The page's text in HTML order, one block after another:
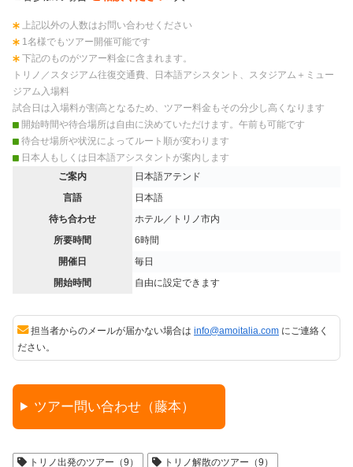
上記以外の人数はお問い合わせください
1名様でもツアー開催可能です
下記のものがツアー料金に含まれます。
トリノ／スタジアム往復交通費、日本語アシスタント、スタジアム＋ミュー
ジアム入場料
試合日は入場料が割高となるため、ツアー料金もその分少し高くなります
開始時間や待合場所は自由に決めていただけます。午前も可能です
待合せ場所や状況によってルート順が変わります
日本人もしくは日本語アシスタントが案内します
ご案内
日本語アテンド
言語
日本語
待ち合わせ
ホテル／トリノ市内
所要時間
6時間
開催日
毎日
開始時間
自由に設定できます
担当者からのメールが届かない場合は info@amoitalia.com にご連絡く
ださい。
ツアー問い合わせ（藤本）
トリノ出発のツアー（9） トリノ解散のツアー（9）